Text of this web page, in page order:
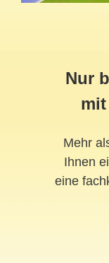
Nur
Mehr
Ihnen
eine